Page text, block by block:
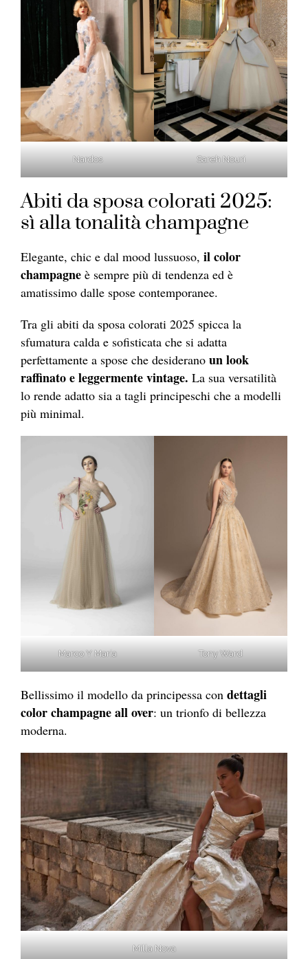
Nardos Sareh Nouri
Abiti da sposa colorati 2025:
sì alla tonalità champagne
Elegante, chic e dal mood lussuoso, il color
champagne è sempre più di tendenza ed è
amatissimo dalle spose contemporanee.
Tra gli abiti da sposa colorati 2025 spicca la
sfumatura calda e sofisticata che si adatta
perfettamente a spose che desiderano un look
raffinato e leggermente vintage. La sua versatilità
lo rende adatto sia a tagli principeschi che a modelli
più minimal.
Marco Y Maria Tony Ward
Bellissimo il modello da principessa con dettagli
color champagne all over: un trionfo di bellezza
moderna.
Milla Nova